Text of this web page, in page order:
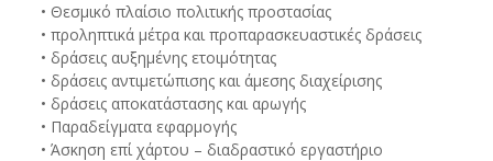
• Θεσμικό πλαίσιο πολιτικής προστασίας
• προληπτικά μέτρα και προπαρασκευαστικές δράσεις
• δράσεις αυξημένης ετοιμότητας
• δράσεις αντιμετώπισης και άμεσης διαχείρισης
• δράσεις αποκατάστασης και αρωγής
• Παραδείγματα εφαρμογής
• Άσκηση επί χάρτου – διαδραστικό εργαστήριο